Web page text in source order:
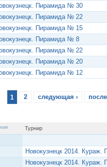
Пирамида № 30
Пирамида № 22
Пирамида № 15
Пирамида № 8
Пирамида № 22
Пирамида № 20
Пирамида № 12
1 2 следующая ›
Турнир
Новокузнецк 2014.
Новокузнецк 2014.